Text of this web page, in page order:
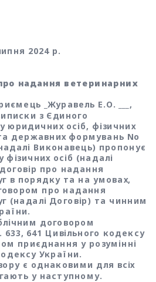
2024 р.
надання ветеринарних
_Журавель Е.О. ___,
з Єдиного
юридичних осіб, фізичних
державних формувань No
Виконавець) пропонує
осіб (надалі
про надання
в порядку та на умовах,
про надання
(надалі Договір) та чинним
договором
633, 641 Цивільного кодексу
приєднання у розумінні
України.
є однаковими для всіх
у наступному.